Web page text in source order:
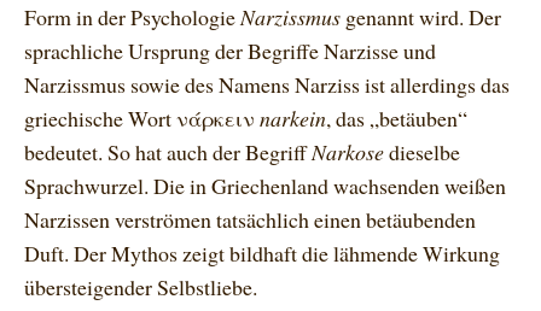
Form in der PsychologieNarzissmus genannt wird. Der
sprachliche Ursprung der Begriffe Narzisse und
Narzissmus sowie des Namens Narziss ist allerdings das
griechische Wort νάρκειν narkein, das „betäuben“
bedeutet. So hat auch der BegriffNarkosedieselbe
Sprachwurzel. Die in Griechenland wachsenden weißen
Narzissen verströmen tatsächlich einen betäubenden
Duft. Der Mythos zeigt bildhaft die lähmende Wirkung
übersteigender Selbstliebe.